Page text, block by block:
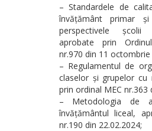
– Standardele de
învățământ primar
perspectivele școlii
aprobate prin
nr.970 din 11 octombrie
– Regulamentul de
claselor și grupelor cu
prin ordinal MEC nr.363
– Metodologia de
învățământul liceal,
nr.190 din 22.02.2024;